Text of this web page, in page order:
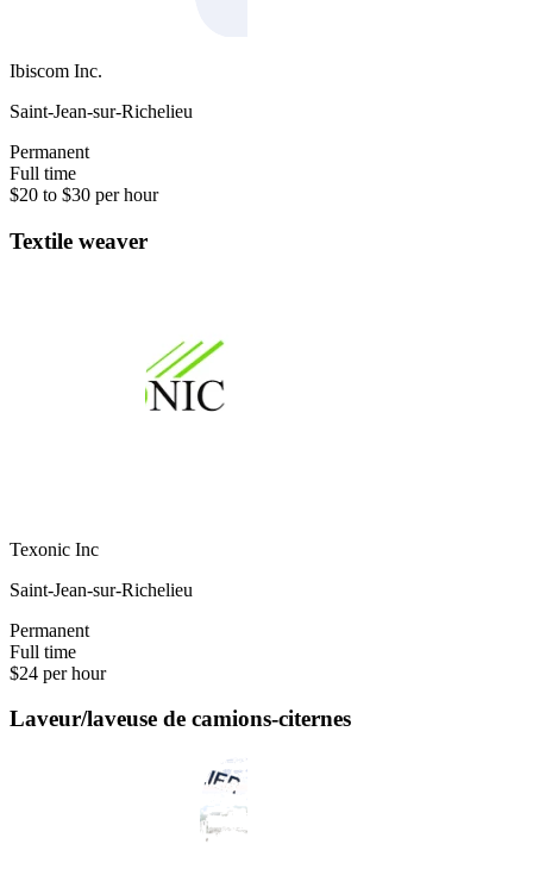
Ibiscom Inc.
Saint-Jean-sur-Richelieu
Permanent
Full time
$20 to $30 per hour
Textile weaver
Texonic Inc
Saint-Jean-sur-Richelieu
Permanent
Full time
$24 per hour
Laveur/laveuse de camions-citernes